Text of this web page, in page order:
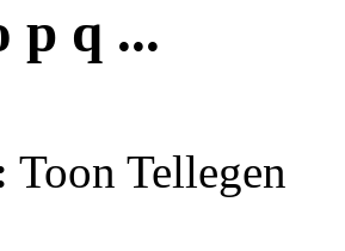
p q ...
Toon Tellegen